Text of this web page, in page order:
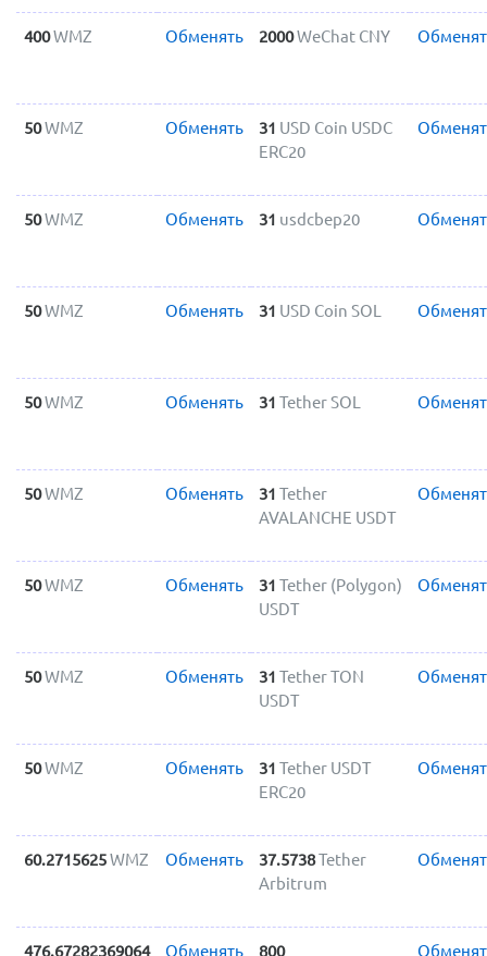
400WMZ Обменять 2000WeChat CNY
50WMZ Обменять 31 USD Coin USDC
ERC20
50WMZ Обменять 31 usdcbep20
50WMZ Обменять 31 USD Coin SOL
50WMZ Обменять 31 Tether SOL
50WMZ Обменять 31 Tether
AVALANCHE USDT
50WMZ Обменять 31 Tether (Polygon)
USDT
50WMZ Обменять 31 Tether TON
USDT
50WMZ Обменять 31 Tether USDT
ERC20
60.2715625WMZ Обменять 37.5738Tether
Arbitrum
476.67282369064 Обменять 800